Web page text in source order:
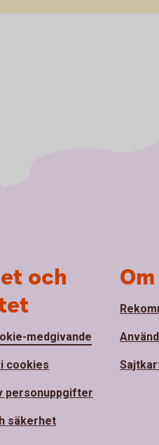
och
medgivande
cookies
personuppgifter
säkerhet